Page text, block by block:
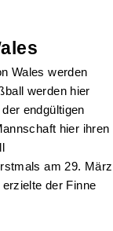
Wales werden
werden hier
endgültigen
hier ihren
am 29. März
der Finne